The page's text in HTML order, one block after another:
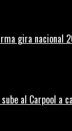
gira nacional
al Carpool a